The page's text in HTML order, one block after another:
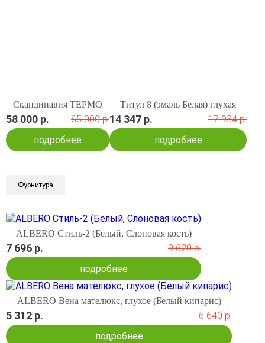
Скандинавия ТЕРМО
58 000 р.
65 000 р.
подробнее
Титул 8 (эмаль Белая) глухая
14 347 р.
17 934 р.
подробнее
Фурнитура
ALBERO Стиль-2 (Белый, Слоновая кость)
7 696 р.
9 620 р.
подробнее
ALBERO Вена мателюкс, глухое (Белый кипарис)
5 312 р.
6 640 р.
подробнее